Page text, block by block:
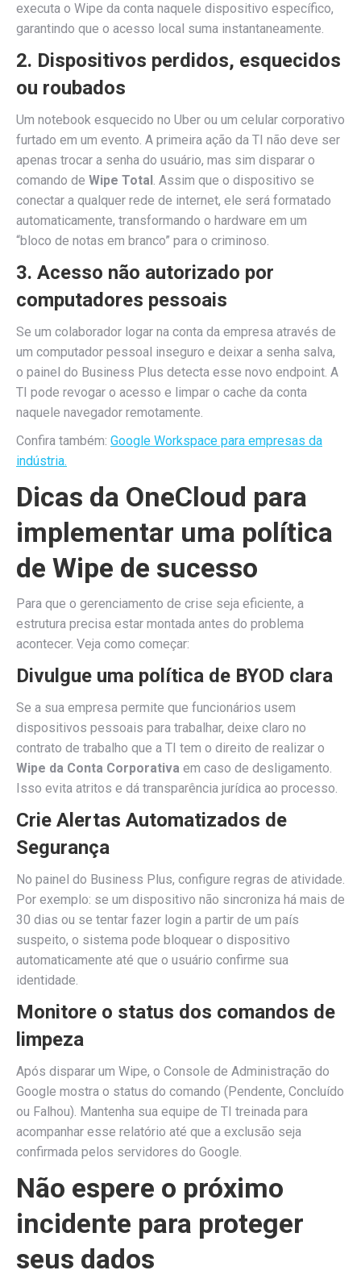
executa o Wipe da conta naquele dispositivo específico,
garantindo que o acesso local suma instantaneamente.
2. Dispositivos perdidos, esquecidos
ou roubados
Um notebook esquecido no Uber ou um celular corporativo
furtado em um evento. A primeira ação da TI não deve ser
apenas trocar a senha do usuário, mas sim disparar o
comando de Wipe Total. Assim que o dispositivo se
conectar a qualquer rede de internet, ele será formatado
automaticamente, transformando o hardware em um
“bloco de notas em branco” para o criminoso.
3. Acesso não autorizado por
computadores pessoais
Se um colaborador logar na conta da empresa através de
um computador pessoal inseguro e deixar a senha salva,
o painel do Business Plus detecta esse novo endpoint. A
TI pode revogar o acesso e limpar o cache da conta
naquele navegador remotamente.
Confira também: Google Workspace para empresas da
indústria.
Dicas da OneCloud para
implementar uma política
de Wipe de sucesso
Para que o gerenciamento de crise seja eficiente, a
estrutura precisa estar montada antes do problema
acontecer. Veja como começar:
Divulgue uma política de BYOD clara
Se a sua empresa permite que funcionários usem
dispositivos pessoais para trabalhar, deixe claro no
contrato de trabalho que a TI tem o direito de realizar o
Wipe da Conta Corporativa em caso de desligamento.
Isso evita atritos e dá transparência jurídica ao processo.
Crie Alertas Automatizados de
Segurança
No painel do Business Plus, configure regras de atividade.
Por exemplo: se um dispositivo não sincroniza há mais de
30 dias ou se tentar fazer login a partir de um país
suspeito, o sistema pode bloquear o dispositivo
automaticamente até que o usuário confirme sua
identidade.
Monitore o status dos comandos de
limpeza
Após disparar um Wipe, o Console de Administração do
Google mostra o status do comando (Pendente, Concluído
ou Falhou). Mantenha sua equipe de TI treinada para
acompanhar esse relatório até que a exclusão seja
confirmada pelos servidores do Google.
Não espere o próximo
incidente para proteger
seus dados